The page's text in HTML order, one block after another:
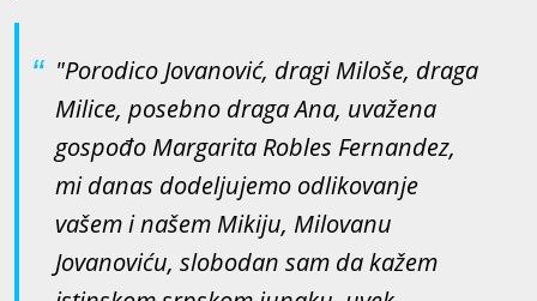
"Porodico Jovanović, dragi Miloše, draga
Milice, posebno draga Ana, uvažena
gospođo Margarita Robles Fernandez,
mi danas dodeljujemo odlikovanje
vašem i našem Mikiju, Milovanu
Jovanoviću, slobodan sam da kažem